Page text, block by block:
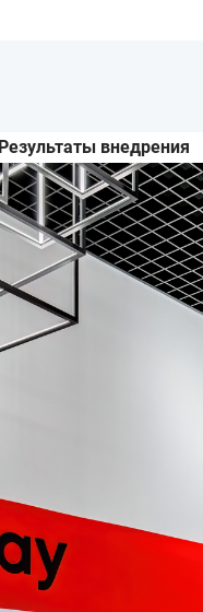
Результаты внедрения